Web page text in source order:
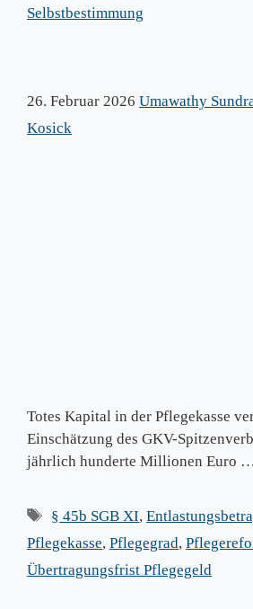
Selbstbestimmung
26. Februar 2026 Umawathy
Kosick
Totes Kapital in der Pflegekasse
Einschätzung des GKV-
jährlich hunderte Millionen Euro …
Schlagwörter
§ 45b SGB XI,
Pflegekasse, Pflegegrad,
Übertragungsfrist Pflegegeld